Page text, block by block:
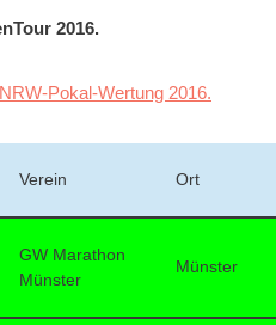
2016.
Pokal-Wertung 2016.
Verein Ort
GW Marathon
Münster
Münster